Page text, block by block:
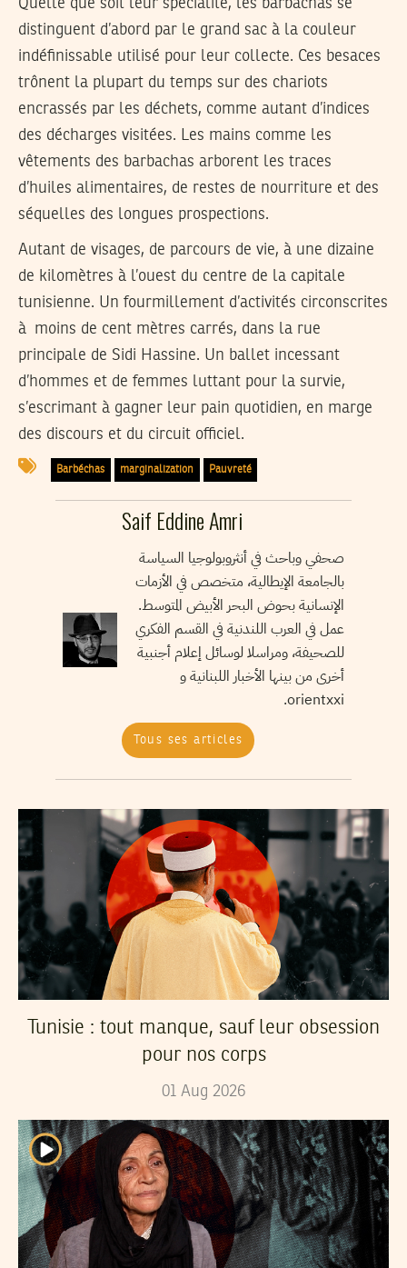
Quelle que soit leur spécialité, les barbachas se
distinguent d’abord par le grand sac à la couleur
indéfinissable utilisé pour leur collecte. Ces besaces
trônent la plupart du temps sur des chariots
encrassés par les déchets, comme autant d’indices
des décharges visitées. Les mains comme les
vêtements des barbachas arborent les traces
d’huiles alimentaires, de restes de nourriture et des
séquelles des longues prospections.
Autant de visages, de parcours de vie, à une dizaine
de kilomètres à l’ouest du centre de la capitale
tunisienne. Un fourmillement d’activités circonscrites
à moins de cent mètres carrés, dans la rue
principale de Sidi Hassine. Un ballet incessant
d’hommes et de femmes luttant pour la survie,
s’escrimant à gagner leur pain quotidien, en marge
des discours et du circuit officiel.
Barbéchas marginalization Pauvreté
Saif Eddine Amri
صحفي وباحث في أنثروبولوجيا السياسة
بالجامعة الإيطالية، متخصص في الأزمات
الإنسانية بحوض البحر الأبيض المتوسط.
عمل في العرب اللندنية في القسم الفكري
للصحيفة، ومراسلا لوسائل إعلام أجنبية
أخرى من بينها الأخبار اللبنانية و
orientxxi.
Tous ses articles
Tunisie : tout manque, sauf leur obsession
pour nos corps
01 Aug 2026